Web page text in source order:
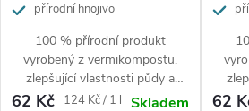
přírodní hnojivo
100 % přírodní produkt
vyrobený z vermikompostu,
zlepšující vlastnosti půdy a
obohacující půdu o živiny.
62 Kč
Měrná
124 Kč / 1 l
Skladem
62